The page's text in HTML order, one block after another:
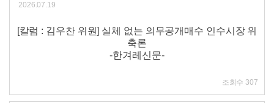
2026.07.19
[칼럼 : 김우찬 위원] 실체 없는 의무공개매수 인수시장 위
축론
-한겨레신문-
조회수 307